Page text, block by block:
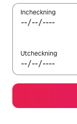
Incheckning
Utcheckning